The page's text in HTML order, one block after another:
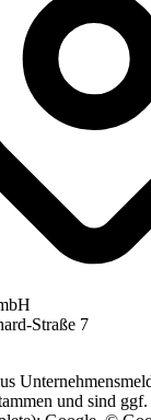
Straße 7
und sind